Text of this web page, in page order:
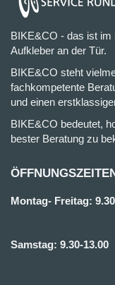
BIKE&CO - das ist im
Aufkleber an der Tür.
BIKE&CO steht
fachkompetente
und einen
BIKE&CO bedeutet,
bester Beratung zu
Montag- Freitag:
Samstag: 9.30-13.00